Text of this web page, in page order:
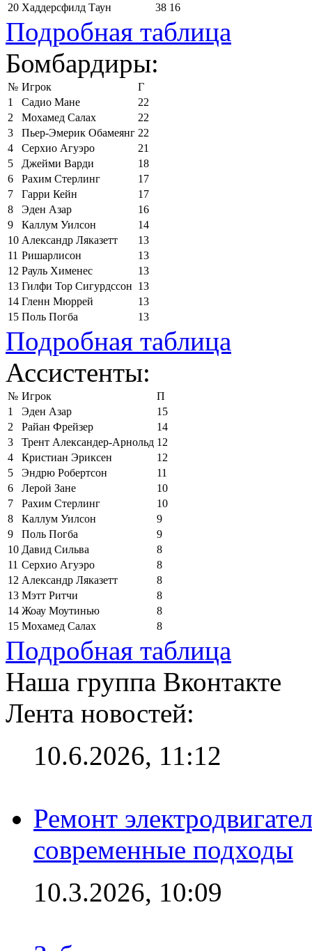
20 Хаддерсфилд Таун 38 16
Подробная таблица
Бомбардиры:
№ Игрок
Г
1
Садио Мане
22
2
Мохамед Салах
22
3
Пьер-Эмерик Обамеянг 22
4
Серхио Агуэро
21
5
Джейми Варди
18
6
Рахим Стерлинг
17
7
Гарри Кейн
17
8
Эден Азар
16
9
Каллум Уилсон
14
10 Александр Ляказетт
13
11 Ришарлисон
13
12 Рауль Хименес
13
13 Гилфи Тор Сигурдссон 13
14 Гленн Мюррей
13
15 Поль Погба 13
Подробная таблица
Ассистенты:
№ Игрок
П
1
Эден Азар
15
2
Райан Фрейзер
14
3
Трент Александер-Арнольд 12
4
Кристиан Эриксен
12
5
Эндрю Робертсон
11
6
Лерой Зане
10
7
Рахим Стерлинг
10
8
Каллум Уилсон
9
9
Поль Погба
9
10 Давид Сильва
8
11 Серхио Агуэро
8
12 Александр Ляказетт
8
13 Мэтт Ритчи
8
14 Жоау Моутинью
8
15 Мохамед Салах 8
Подробная таблица
Наша группа Вконтакте
Лента новостей:
10.6.2026, 11:12
Ремонт
современные подходы
10.3.2026, 10:09